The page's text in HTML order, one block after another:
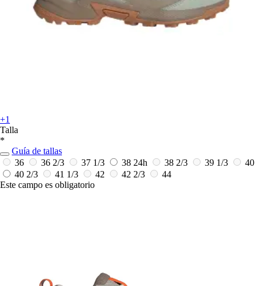
+1
Talla
*
Guía de tallas
36
36 2/3 37 1/3 38 24h 38 2/3 39 1/3
40
40 2/3
41 1/3 42 42 2/3
44
Este campo es obligatorio